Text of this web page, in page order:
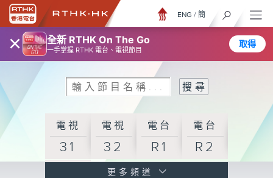
× 全新 RTHK On The Go
一手掌握 RTHK 電台、電視節目
取得
ENG / 簡
電視
31
電視
32
電台
R1
電台
R2
更多頻道